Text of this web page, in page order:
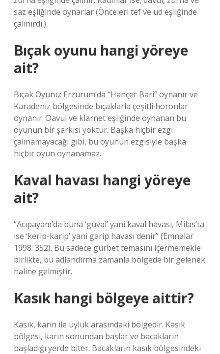
saz eşliğinde oynarlar (Önceleri tef ve ud eşliğinde
çalınırdı.)
Bıçak oyunu hangi yöreye
ait?
Bıçak Oyunu: Erzurum’da “Hançer Bari” oynanır ve
Karadeniz bölgesinde bıçaklarla çeşitli horonlar
oynanır. Davul ve klarnet eşliğinde oynanan bu
oyunun bir şarkısı yoktur. Başka hiçbir ezgi
çalınamayacağı gibi, bu oyunun ezgisiyle başka
hiçbir oyun oynanamaz.
Kaval havası hangi yöreye
ait?
“Acıpayam’da buna ‘guval’ yani kaval havası, Milas’ta
ise ‘kerip-karip’ yani garip havası denir” (Emnalar
1998: 352). Bu sadece gurbet temasını içermemekle
birlikte, bu adlandırma zamanla bölgede bir gelenek
haline gelmiştir.
Kasık hangi bölgeye aittir?
Kasık, karın ile uyluk arasındaki bölgedir. Kasık
bölgesi, karın sonundan başlar ve bacakların
başladığı yerde biter. Bacakların kasık bölgesindeki